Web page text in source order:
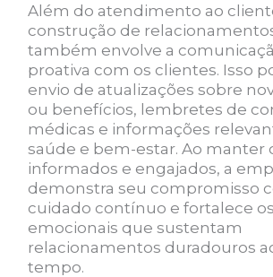
Além do atendimento ao
construção de
também envolve a
proativa com os clientes. Isso
envio de atualizações sobre
ou benefícios, lembretes de
médicas e informações
saúde e bem-estar. Ao manter
informados e engajados, a
demonstra seu compromisso
cuidado contínuo e fortalece
emocionais que sustentam
relacionamentos duradouros
tempo.